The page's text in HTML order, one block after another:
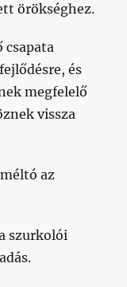
örökséghez.
csapata
és
megfelelő
vissza
az
szurkolói